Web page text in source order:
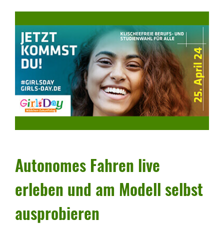
Auto­nomes Fahren live
erleben und am Modell selbst
auspro­bieren